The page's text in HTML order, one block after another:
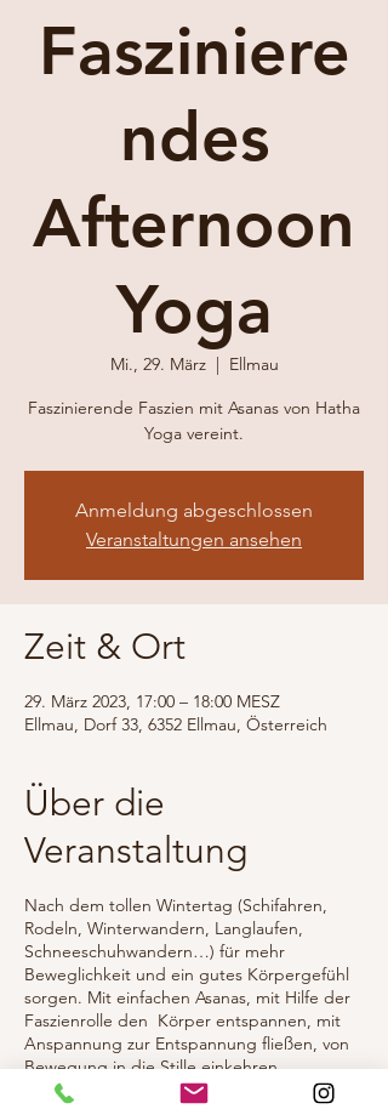
Fasziniere
ndes
Afternoon
Yoga
Mi., 29. März
  |
Ellmau
Faszinierende Faszien mit Asanas von Hatha
Yoga vereint.
Anmeldung abgeschlossen
Veranstaltungen ansehen
Zeit & Ort
29. März 2023, 17:00 – 18:00 MESZ
Ellmau, Dorf 33, 6352 Ellmau, Österreich
Über die
Veranstaltung
Nach dem tollen Wintertag (Schifahren,
Rodeln, Winterwandern, Langlaufen,
Schneeschuhwandern…) für mehr
Beweglichkeit und ein gutes Körpergefühl
sorgen. Mit einfachen Asanas, mit Hilfe der
Faszienrolle den Körper entspannen, mit
Anspannung zur Entspannung fließen, von
Bewegung in die Stille einkehren.
Ich begleite dich zu deiner Yoga Routine